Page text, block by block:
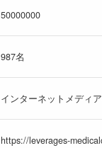
50000000
987名
インターネットメディ
https://leverages-